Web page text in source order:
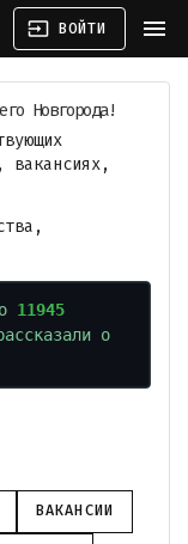
input ВОЙТИ menu
Новгорода!
вакансиях,
11945
о
ВАКАНСИИ